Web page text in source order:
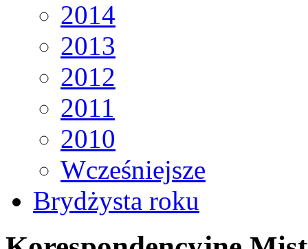
2014
2013
2012
2011
2010
Wcześniejsze
Brydżysta roku